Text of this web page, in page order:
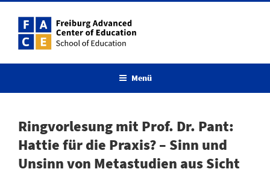
Inhalt
springen
Menü
Ringvorlesung mit Prof. Dr. Pant:
Hattie für die Praxis? – Sinn und
Unsinn von Metastudien aus Sicht